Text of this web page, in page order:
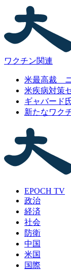
ワクチン関連
米最高裁 ニ
米疾病対策
ギャバード
新たなワク
EPOCH TV
政治
経済
社会
防衛
中国
米国
国際